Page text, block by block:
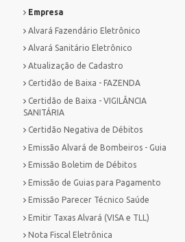
Empresa
Alvará Fazendário Eletrônico
Alvará Sanitário Eletrônico
Atualização de Cadastro
Certidão de Baixa - FAZENDA
Certidão de Baixa - VIGILÂNCIA
SANITÁRIA
Certidão Negativa de Débitos
Emissão Alvará de Bombeiros - Guia
Emissão Boletim de Débitos
Emissão de Guias para Pagamento
Emissão Parecer Técnico Saúde
Emitir Taxas Alvará (VISA e TLL)
Nota Fiscal Eletrônica